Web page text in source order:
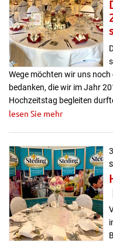
Wege möchten wir uns
bedanken, die wir im Jahr
Hochzeitstag begleiten
lesen Sie mehr